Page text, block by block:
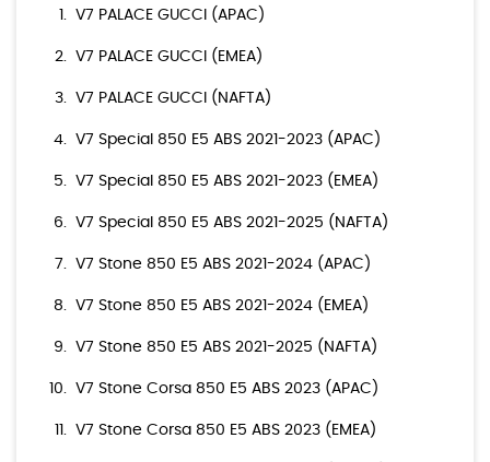
V7 PALACE GUCCI (APAC)
V7 PALACE GUCCI (EMEA)
V7 PALACE GUCCI (NAFTA)
V7 Special 850 E5 ABS 2021-2023 (APAC)
V7 Special 850 E5 ABS 2021-2023 (EMEA)
V7 Special 850 E5 ABS 2021-2025 (NAFTA)
V7 Stone 850 E5 ABS 2021-2024 (APAC)
V7 Stone 850 E5 ABS 2021-2024 (EMEA)
V7 Stone 850 E5 ABS 2021-2025 (NAFTA)
V7 Stone Corsa 850 E5 ABS 2023 (APAC)
V7 Stone Corsa 850 E5 ABS 2023 (EMEA)